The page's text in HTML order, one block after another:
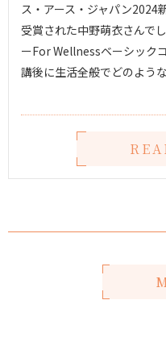
ス・アース・ジャパン2024
受賞された中野萌衣さんで
ーFor Wellnessベーシック
講後に生活全般でどのよう